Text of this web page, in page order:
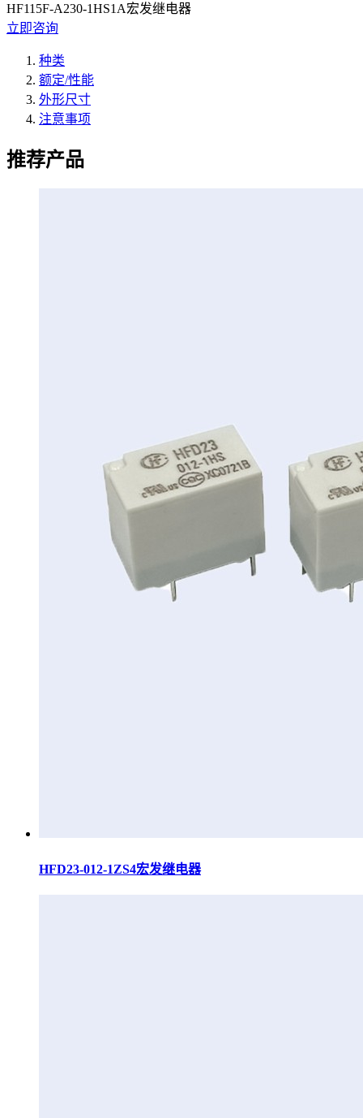
HF115F-A230-1HS1A宏发继电器
立即咨询
种类
额定/性能
外形尺寸
注意事项
推荐产品
HFD23-012-1ZS4宏发继电器